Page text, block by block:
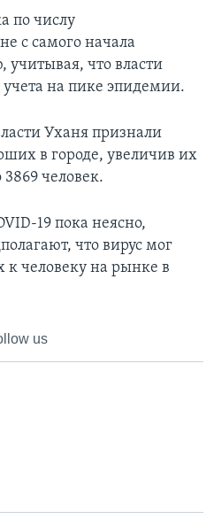
по числу
с самого начала
учитывая, что власти
на пике эпидемии.
Уханя признали
в городе, увеличив их
3869 человек.
19 пока неясно,
что вирус мог
к человеку на рынке в
us